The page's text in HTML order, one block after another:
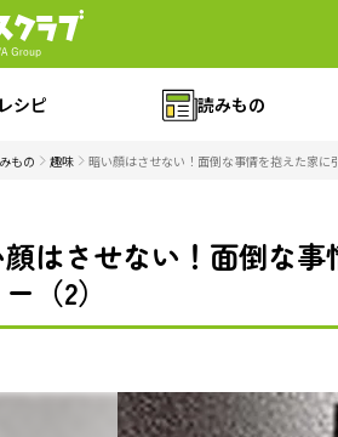
レシピ 読みもの
もの 趣味 暗い顔はさせない！面倒な事情を抱えた家に
はさせない！面倒な
（2）